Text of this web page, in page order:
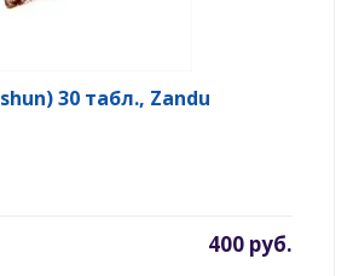
30 табл., Zandu
400 руб.